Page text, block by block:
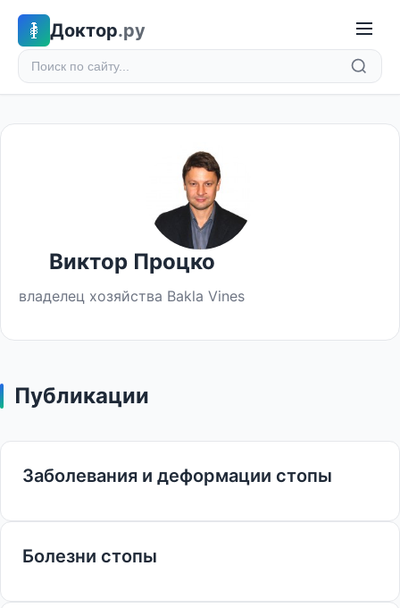
Доктор.ру
Виктор Процко
владелец хозяйства Bakla Vines
Публикации
Заболевания и деформации стопы
Болезни стопы